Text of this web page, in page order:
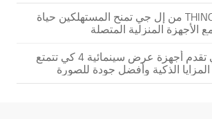
تقنية THINQ من إل جي تمنح المستهلكين حياة
الأجهزة المنزلية المتصلة
إل جي تقدم أجهزة عرض سينمائية 4 كي تتمتع
الذكية وأفضل جودة للصورة